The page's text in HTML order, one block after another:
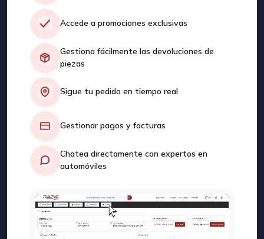
Accede a promociones exclusivas
Gestiona fácilmente las devoluciones de
piezas
Sigue tu pedido en tiempo real
Gestionar pagos y facturas
Chatea directamente con expertos en
automóviles